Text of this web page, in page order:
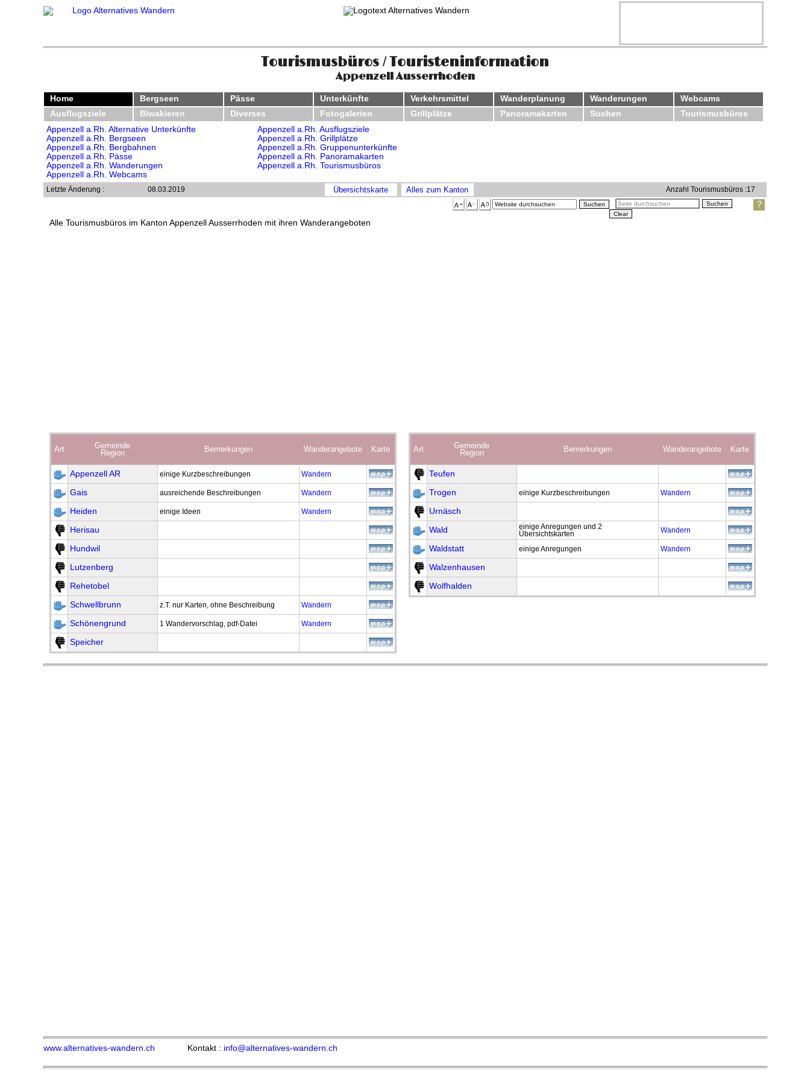
Tourismusbüros / Touristeninformation
Appenzell Ausserrhoden
Home Bergseen Pässe Unterkünfte Verkehrsmittel Wanderplanung Wanderungen
Webcams
Ausflugsziele
Biwakieren Diverses Fotogalerien Grillplätze Panoramakarten Suchen
Tourismusbüros
Appenzell a.Rh. Alternative Unterkünfte
Appenzell a.Rh. Bergseen
Appenzell a.Rh. Bergbahnen
Appenzell a.Rh. Pässe
Appenzell a.Rh. Wanderungen
Appenzell a.Rh. Webcams
Appenzell a.Rh. Ausflugsziele
Appenzell a.Rh. Grillplätze
Appenzell a.Rh. Gruppenunterkünfte
Appenzell a.Rh. Panoramakarten
Appenzell a.Rh. Tourismusbüros
Letzte Änderung : 08.03.2019 Übersichtskarte Alles zum Kanton Anzahl Tourismusbüros :17
Alle Tourismusbüros im Kanton Appenzell Ausserrhoden mit ihren Wanderangeboten
Art
Gemeinde
Region
Bemerkungen Wanderangebote Karte
Appenzell AR einige Kurzbeschreibungen Wandern
Gais ausreichende Beschreibungen Wandern
Heiden einige Ideen Wandern
Herisau
Hundwil
Lutzenberg
Rehetobel
Schwellbrunn z.T. nur Karten, ohne Beschreibung Wandern
Schönengrund 1 Wandervorschlag, pdf-Datei Wandern
Speicher
Art
Gemeinde
Region
Bemerkungen Wanderangebote Karte
Teufen
Trogen einige Kurzbeschreibungen Wandern
Urnäsch
Wald
einige Anregungen und 2
Übersichtskarten
Wandern
Waldstatt einige Anregungen Wandern
Walzenhausen
Wolfhalden
www.alternatives-wandern.ch Kontakt : info@alternatives-wandern.ch